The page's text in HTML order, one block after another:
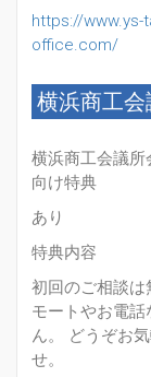
https://www.ys-
office.com/
横浜商工
横浜商工会議所
向け特典
あり
特典内容
初回のご相談は
モートやお電
ん。 どうぞお
せ。